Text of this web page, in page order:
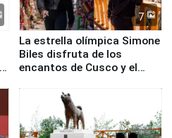
7
La estrella olímpica Simone
Biles disfruta de los
encantos de Cusco y el